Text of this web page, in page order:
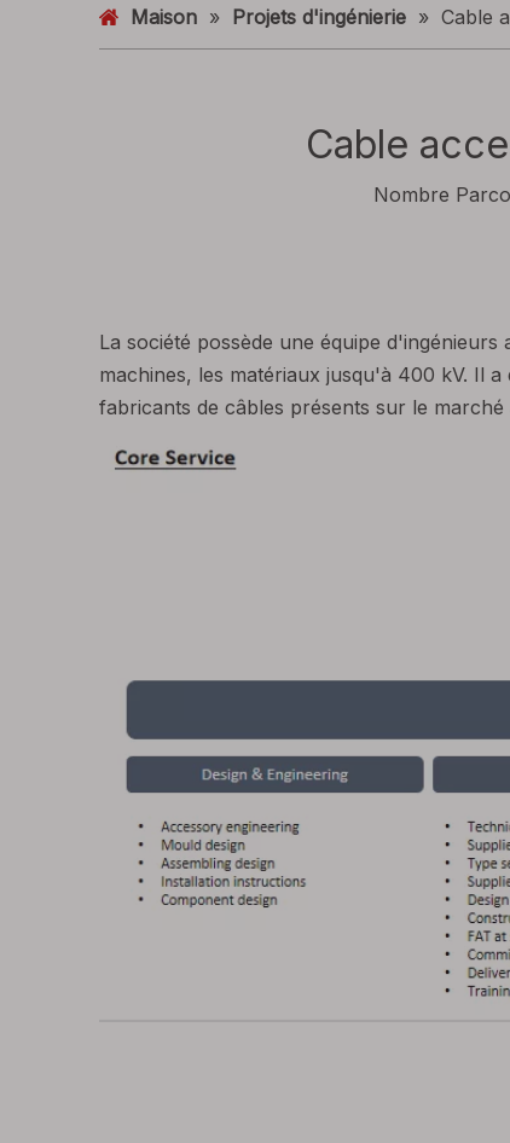
Maison » Projets d'ingénierie » Cable
Cable
Nombre
La société possède une équipe
machines, les matériaux jusqu'à 400 kV. Il
fabricants de câbles présents sur le